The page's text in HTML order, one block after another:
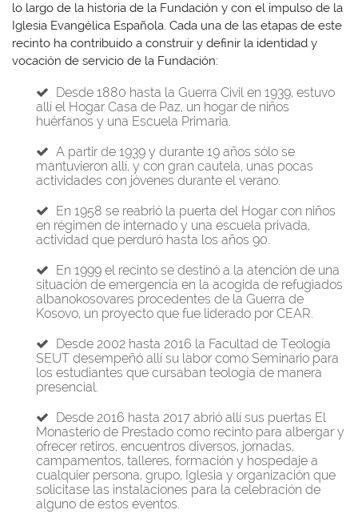
lo largo de la historia de la Fundación y con el impulso de la
Iglesia Evangélica Española. Cada una de las etapas de este
recinto ha contribuido a construir y definir la identidad y
vocación de servicio de la Fundación:
Desde 1880 hasta la Guerra Civil en 1939, estuvo
allí el Hogar Casa de Paz, un hogar de niños
huérfanos y una Escuela Primaria.
A partir de 1939 y durante 19 años sólo se
mantuvieron allí, y con gran cautela, unas pocas
actividades con jóvenes durante el verano.
En 1958 se reabrió la puerta del Hogar con niños
en régimen de internado y una escuela privada,
actividad que perduró hasta los años 90.
En 1999 el recinto se destinó a la atención de una
situación de emergencia en la acogida de refugiados
albanokosovares procedentes de la Guerra de
Kosovo, un proyecto que fue liderado por CEAR.
Desde 2002 hasta 2016 la Facultad de Teología
SEUT desempeñó allí su labor como Seminario para
los estudiantes que cursaban teología de manera
presencial.
Desde 2016 hasta 2017 abrió allí sus puertas El
Monasterio de Prestado como recinto para albergar y
ofrecer retiros, encuentros diversos, jornadas,
campamentos, talleres, formación y hospedaje a
cualquier persona, grupo, Iglesia y organización que
solicitase las instalaciones para la celebración de
alguno de estos eventos.